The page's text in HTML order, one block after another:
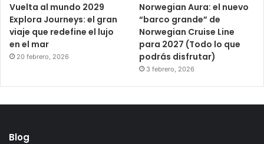
Vuelta al mundo 2029
Explora Journeys: el gran
viaje que redefine el lujo
en el mar
20 febrero, 2026
Norwegian Aura: el nuevo
“barco grande” de
Norwegian Cruise Line
para 2027 (Todo lo que
podrás disfrutar)
3 febrero, 2026
Blog